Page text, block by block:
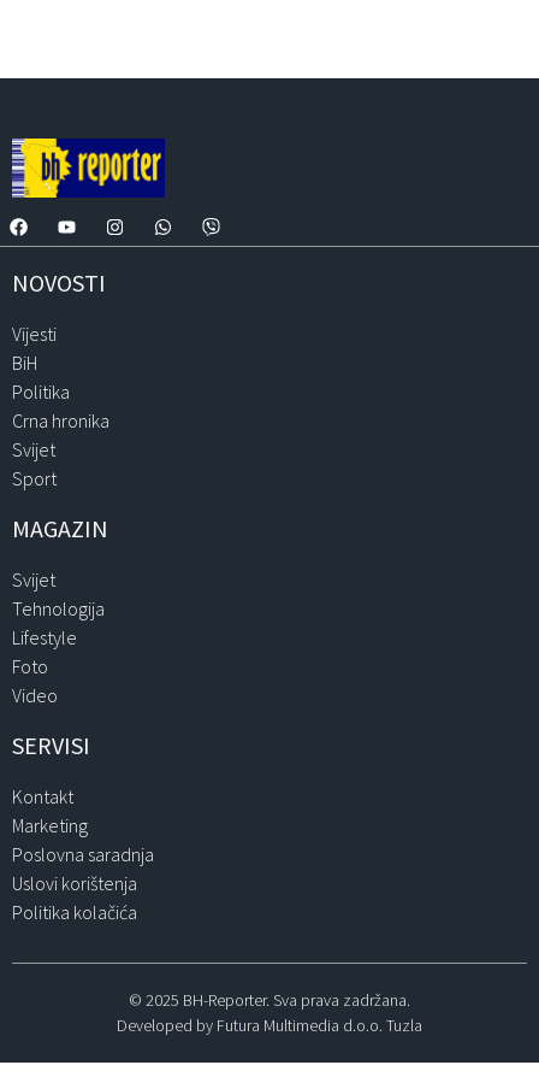
NOVOSTI
Vijesti
BiH
Politika
Crna hronika
Svijet
Sport
MAGAZIN
Svijet
Tehnologija
Lifestyle
Foto
Video
SERVISI
Kontakt
Marketing
Poslovna saradnja
Uslovi korištenja
Politika kolačića
© 2025 BH-Reporter. Sva prava zadržana.
Developed by Futura Multimedia d.o.o. Tuzla